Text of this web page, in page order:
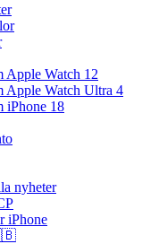
Apple Watch 12
Apple Watch Ultra 4
iPhone 18
nyheter
iPhone